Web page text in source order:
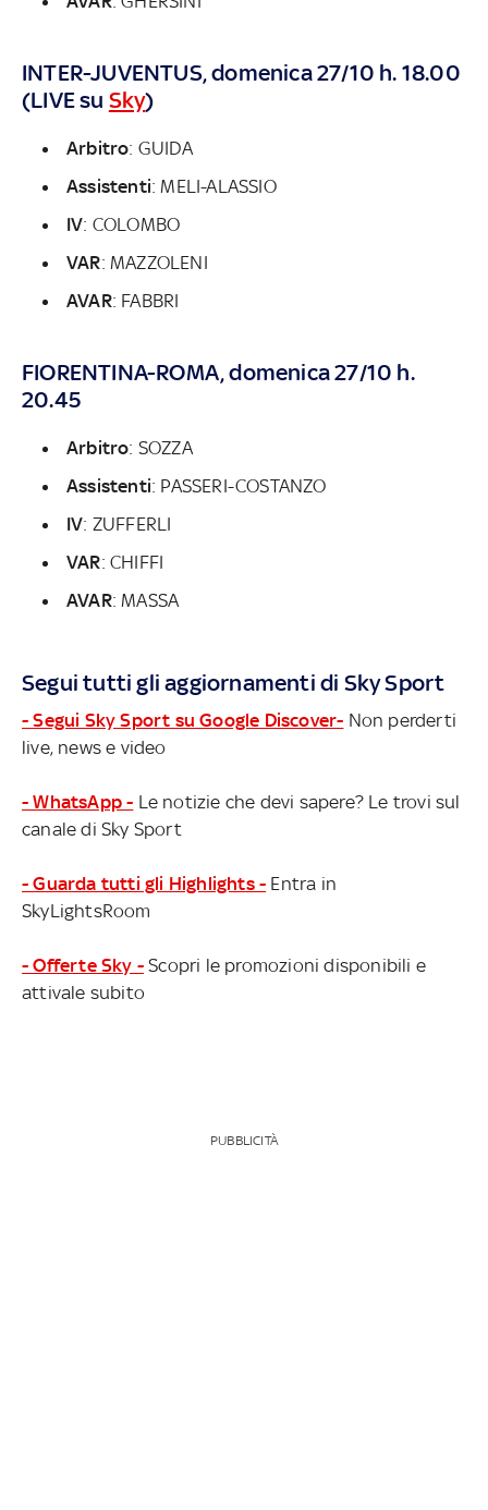
INTER-JUVENTUS, domenica 27/10 h. 18.00
(LIVE su Sky)
Arbitro: GUIDA
Assistenti: MELI-ALASSIO
IV: COLOMBO
VAR: MAZZOLENI
AVAR: FABBRI
FIORENTINA-ROMA, domenica 27/10 h.
20.45
Arbitro: SOZZA
Assistenti: PASSERI-COSTANZO
IV: ZUFFERLI
VAR: CHIFFI
AVAR: MASSA
Segui tutti gli aggiornamenti di Sky Sport
- Segui Sky Sport su Google Discover- Non perderti
live, news e video
- WhatsApp - Le notizie che devi sapere? Le trovi sul
canale di Sky Sport
- Guarda tutti gli Highlights - Entra in
SkyLightsRoom
- Offerte Sky - Scopri le promozioni disponibili e
attivale subito
PUBBLICITÀ